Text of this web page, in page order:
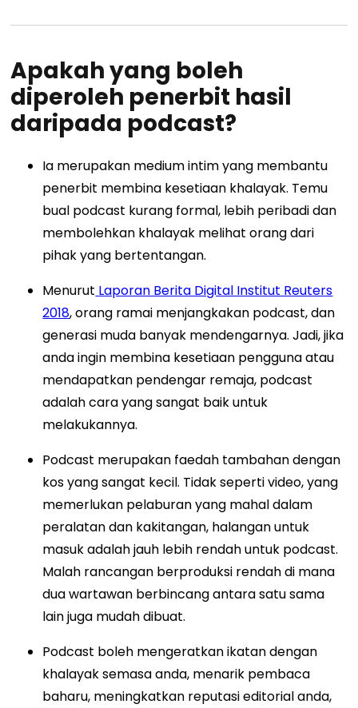
Apakah yang boleh
diperoleh penerbit hasil
daripada podcast?
Ia merupakan medium intim yang membantu
penerbit membina kesetiaan khalayak. Temu
bual podcast kurang formal, lebih peribadi dan
membolehkan khalayak melihat orang dari
pihak yang bertentangan.
Menurut Laporan Berita Digital Institut Reuters
2018, orang ramai menjangkakan podcast, dan
generasi muda banyak mendengarnya. Jadi, jika
anda ingin membina kesetiaan pengguna atau
mendapatkan pendengar remaja, podcast
adalah cara yang sangat baik untuk
melakukannya.
Podcast merupakan faedah tambahan dengan
kos yang sangat kecil. Tidak seperti video, yang
memerlukan pelaburan yang mahal dalam
peralatan dan kakitangan, halangan untuk
masuk adalah jauh lebih rendah untuk podcast.
Malah rancangan berproduksi rendah di mana
dua wartawan berbincang antara satu sama
lain juga mudah dibuat.
Podcast boleh mengeratkan ikatan dengan
khalayak semasa anda, menarik pembaca
baharu, meningkatkan reputasi editorial anda,